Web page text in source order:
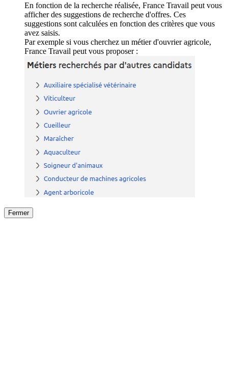
En fonction de la recherche réalisée, France Travail peut vous
afficher des suggestions de recherche d'offres. Ces
suggestions sont calculées en fonction des critères que vous
avez saisis.
Par exemple si vous cherchez un métier d'ouvrier agricole,
France Travail peut vous proposer :
Fermer